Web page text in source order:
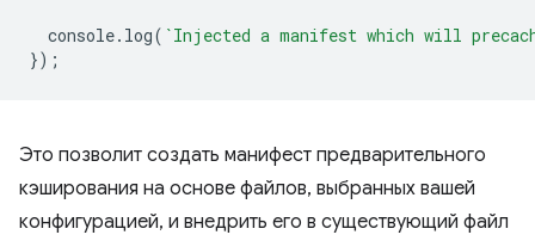
console. log( `Injected a manifest which will
});
Это позволит создать манифест предварительного
кэширования на основе файлов, выбранных вашей
конфигурацией, и внедрить его в существующий файл